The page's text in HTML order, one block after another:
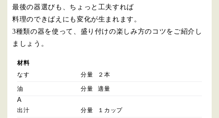
最後の器選びも、ちょっと工夫すれば
料理のできばえにも変化が生まれます。
3種類の器を使って、盛り付けの楽しみ方のコツをご紹介し
ましょう。
材料
なす
分量 ２本
油 分量 適量
A
出汁 分量 １カップ